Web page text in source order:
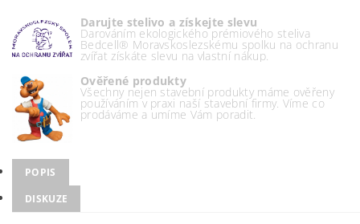
Darujte stelivo a získejte slevu
Darováním ekologického prémiového steliva
Bedcell® Moravskoslezskému spolku na ochranu
zvířat získáte slevu na vlastní nákup.
Ověřené produkty
Všechny nejen stavební produkty máme ověřeny
používáním v praxi naší stavební firmy. Víme co
prodáváme a umíme Vám poradit.
POPIS
DISKUZE